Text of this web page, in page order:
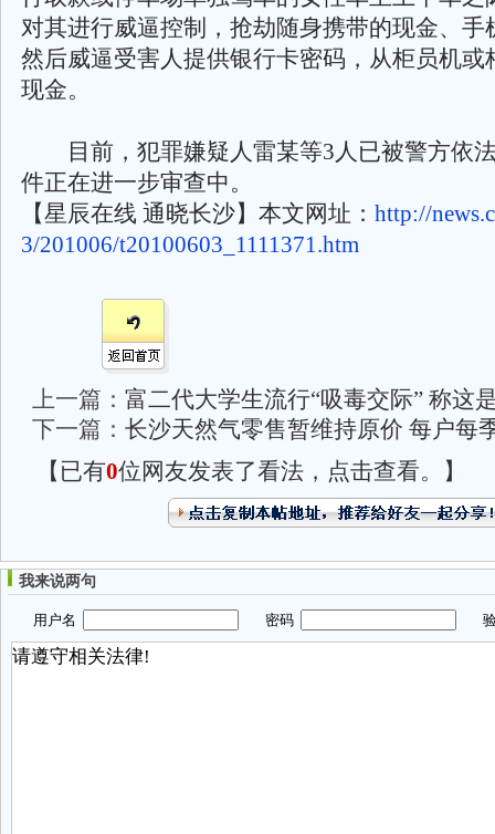
对其进行威逼控制，抢劫随身携带的现金、手
然后威逼受害人提供银行卡密码，从柜员机或
现金。
目前，犯罪嫌疑人雷某等3人已被警方依
件正在进一步审查中。
【星辰在线 通晓长沙】本文网址： http://
3/201006/t20100603_1111371.htm
上一篇： 富二代大学生流行“吸毒交际” 称这
下一篇： 长沙天然气零售暂维持原价 每户每
【已有0位网友发表了看法，点击查看。】
我来说两句
用户名 密码 验